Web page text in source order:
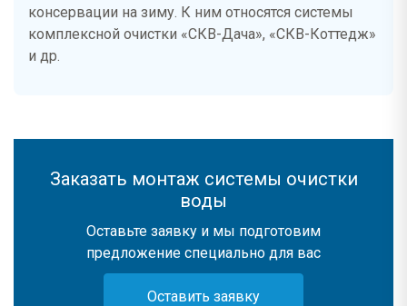
консервации на зиму. К ним относятся системы
комплексной очистки «СКВ-Дача», «СКВ-Коттедж»
и др.
Заказать монтаж системы очистки
воды
Оставьте заявку и мы подготовим
предложение специально для вас
Оставить заявку